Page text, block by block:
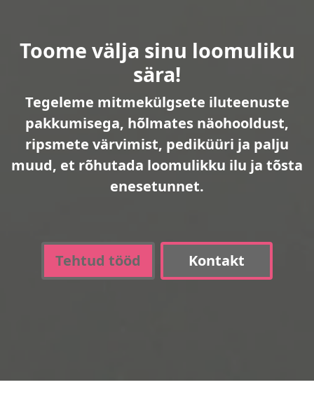
Toome välja sinu loomuliku
sära!
Tegeleme mitmekülgsete iluteenuste
pakkumisega, hõlmates näohooldust,
ripsmete värvimist, pediküüri ja palju
muud, et rõhutada loomulikku ilu ja tõsta
enesetunnet.
Tehtud tööd Kontakt